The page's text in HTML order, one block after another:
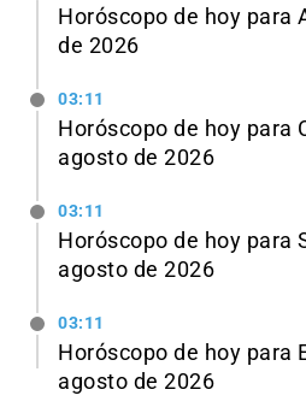
Horóscopo de hoy para
de 2026
03:11
Horóscopo de hoy para
agosto de 2026
03:11
Horóscopo de hoy para
agosto de 2026
03:11
Horóscopo de hoy para
agosto de 2026